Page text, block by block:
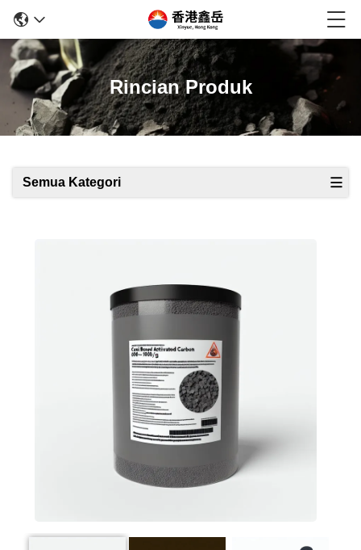
Rincian Produk
Semua Kategori